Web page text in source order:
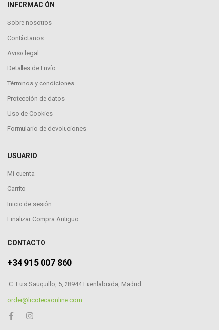
INFORMACIÓN
Sobre nosotros
Contáctanos
Aviso legal
Detalles de Envío
Términos y condiciones
Protección de datos
Uso de Cookies
Formulario de devoluciones
USUARIO
Mi cuenta
Carrito
Inicio de sesión
Finalizar Compra Antiguo
CONTACTO
+34 915 007 860
C. Luis Sauquillo, 5, 28944 Fuenlabrada, Madrid
order@licotecaonline.com